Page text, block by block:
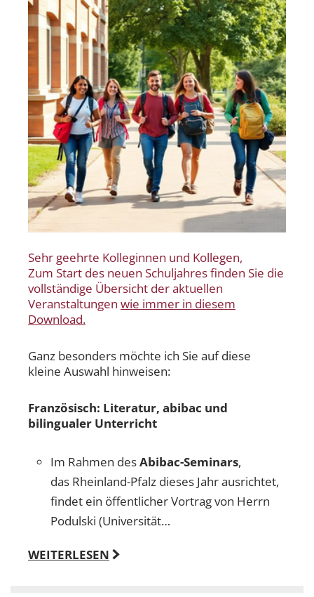
Sehr geehrte Kolleginnen und Kollegen,
Zum Start des neuen Schuljahres finden Sie die
vollständige Übersicht der aktuellen
Veranstaltungen wie immer in diesem
Download.
Ganz besonders möchte ich Sie auf diese
kleine Auswahl hinweisen:
Französisch: Literatur, abibac und
bilingualer Unterricht
Im Rahmen desAbibac-Seminars,
das Rheinland-Pfalz dieses Jahr ausrichtet,
findet ein öffentlicher Vortrag von Herrn
Podulski (Universität…
WEITERLESEN